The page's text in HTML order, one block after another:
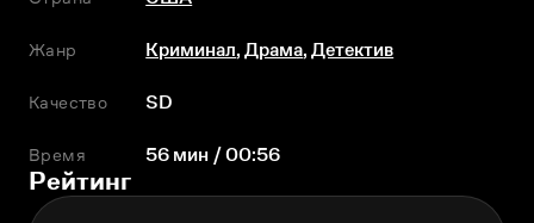
Жанр Криминал,Драма,Детектив
Качество SD
Время 56 мин / 00:56
Рейтинг